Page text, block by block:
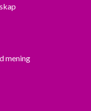
mening